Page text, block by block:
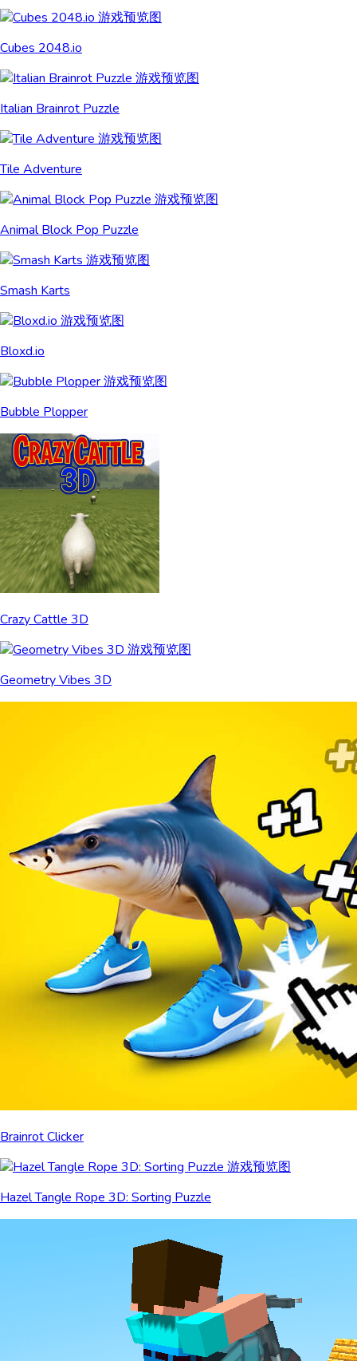
Cubes 2048.io
Italian Brainrot Puzzle
Tile Adventure
Animal Block Pop Puzzle
Smash Karts
Bloxd.io
Bubble Plopper
Crazy Cattle 3D
Geometry Vibes 3D
Brainrot Clicker
Hazel Tangle Rope 3D: Sorting Puzzle